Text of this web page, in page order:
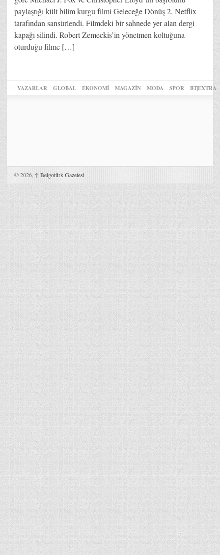
paylaştığı kült bilim kurgu filmi Geleceğe Dönüş 2, Netflix
tarafından sansürlendi. Filmdeki bir sahnede yer alan dergi
kapağı silindi. Robert Zemeckis’in yönetmen koltuğuna
oturduğu filme […]
YAZARLAR GLOBAL EKONOMİ MAGAZİN MODA SPOR BT|EXTRA
© 2026, ↑ Belgotürk Gazetesi